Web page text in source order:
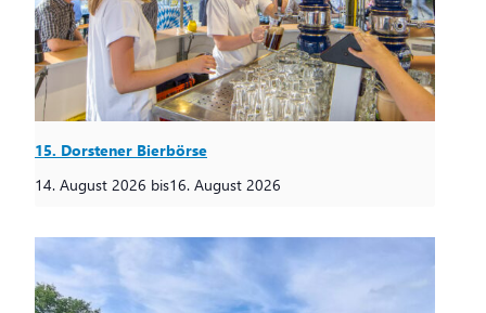
15. Dorstener Bierbörse
14. August 2026 bis16. August 2026